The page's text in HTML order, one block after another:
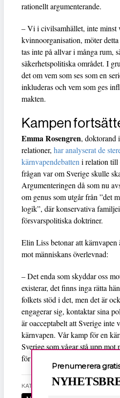
rationellt argumenterande.
– Vi i civilsamhället, inte minst
kvinnoorganisation, möter
tas inte på allvar i många rum,
säkerhetspolitiska området. I
det om vem som ses som en
inkluderas och vem som ges
makten.
Kampen
Emma Rosengren, doktorand
relationer, har analyserat de
kärnvapendebatten i relation till
frågan var om Sverige skulle
Argumenteringen då som nu
om genus som utgår från ”det
logik”, där konservativa
försvarspolitiska doktriner.
Elin Liss betonar att kärnvapen
mot människans överlevnad:
– Det enda som skyddar oss
existerar, det finns inga rätta
folkets stöd i det, men det är
engagerar sig, kontaktar sina
är oacceptabelt att Sverige inte
kärnvapen. Vår kamp för en
Sverige som vågar stå upp mot
för internationella rättsliga
KATEGORI
Prenumerera